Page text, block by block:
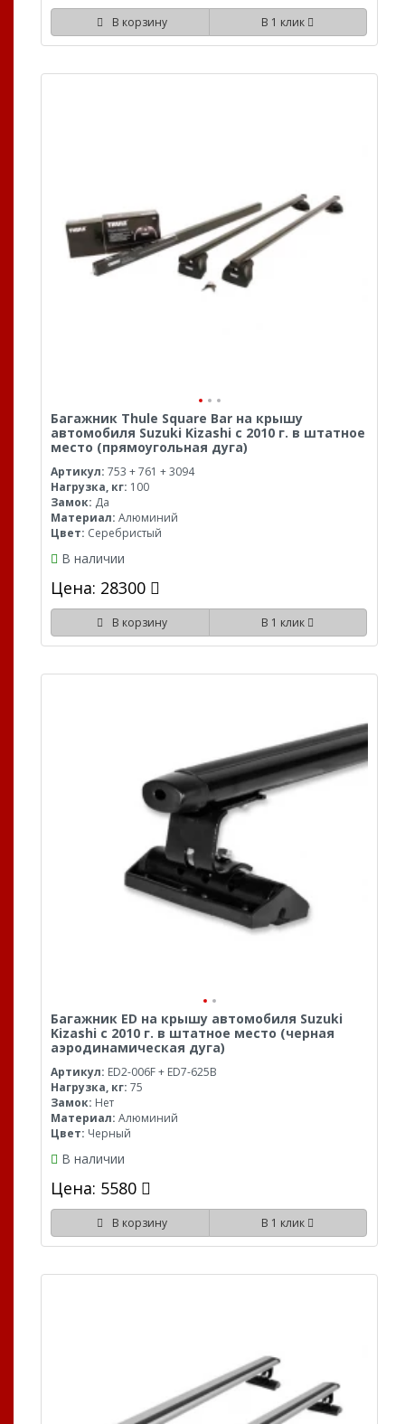
В корзину В 1 клик
Багажник Thule Square Bar на крышу
автомобиля Suzuki Kizashi с 2010 г. в штатное
место (прямоугольная дуга)
Артикул: 753 + 761 + 3094
Нагрузка, кг: 100
Замок: Да
Материал: Алюминий
Цвет: Серебристый
В наличии
Цена: 28300
В корзину В 1 клик
Багажник ED на крышу автомобиля Suzuki
Kizashi с 2010 г. в штатное место (черная
аэродинамическая дуга)
Артикул: ED2-006F + ED7-625B
Нагрузка, кг: 75
Замок: Нет
Материал: Алюминий
Цвет: Черный
В наличии
Цена: 5580
В корзину В 1 клик